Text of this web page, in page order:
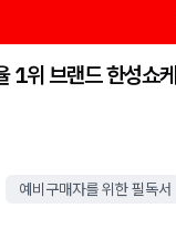
1위 브랜드 한성쇼
예비구매자를 위한 필독서